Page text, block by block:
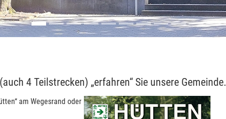
4 Teilstrecken) „erfahren“ Sie unsere Gemeinde.
am Wegesrand oder